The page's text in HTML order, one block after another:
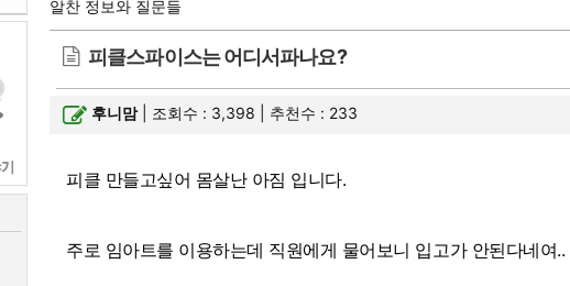
알찬 정보와 질문들
피클스파이스는 어디서파나요?
후니맘| 조회수 : 3,398 | 추천수 : 233
피클 만들고싶어 몸살난 아짐 입니다.
주로 임아트를 이용하는데 직원에게 물어보니 입고가 안된다네여..